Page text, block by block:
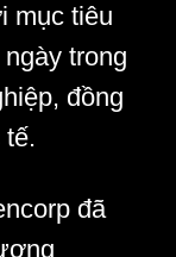
mục tiêu
trong
đồng
tế.
đã